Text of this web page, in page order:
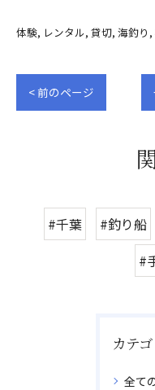
体験 レンタル 貸切 海釣り
< 前のページ
#千葉 #釣り船
#
カテ
全て